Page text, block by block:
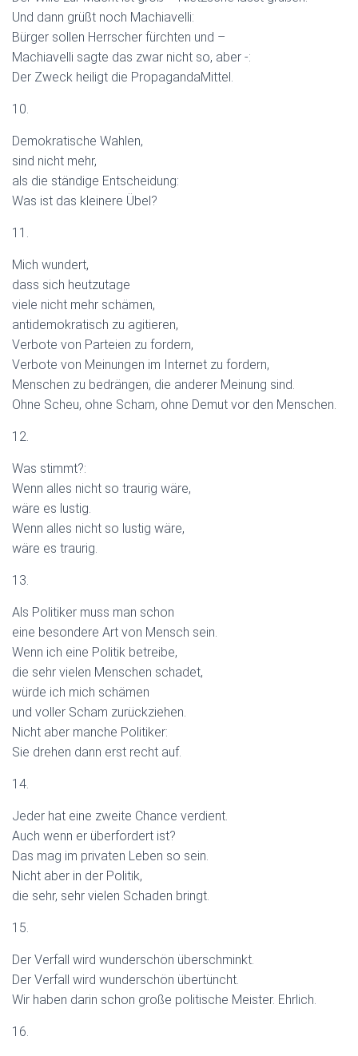
Und dann grüßt noch Machiavelli:
Bürger sollen Herrscher fürchten und –
Machiavelli sagte das zwar nicht so, aber -:
Der Zweck heiligt die PropagandaMittel.
10.
Demokratische Wahlen,
sind nicht mehr,
als die ständige Entscheidung:
Was ist das kleinere Übel?
11.
Mich wundert,
dass sich heutzutage
viele nicht mehr schämen,
antidemokratisch zu agitieren,
Verbote von Parteien zu fordern,
Verbote von Meinungen im Internet zu fordern,
Menschen zu bedrängen, die anderer Meinung sind.
Ohne Scheu, ohne Scham, ohne Demut vor den Menschen.
12.
Was stimmt?:
Wenn alles nicht so traurig wäre,
wäre es lustig.
Wenn alles nicht so lustig wäre,
wäre es traurig.
13.
Als Politiker muss man schon
eine besondere Art von Mensch sein.
Wenn ich eine Politik betreibe,
die sehr vielen Menschen schadet,
würde ich mich schämen
und voller Scham zurückziehen.
Nicht aber manche Politiker:
Sie drehen dann erst recht auf.
14.
Jeder hat eine zweite Chance verdient.
Auch wenn er überfordert ist?
Das mag im privaten Leben so sein.
Nicht aber in der Politik,
die sehr, sehr vielen Schaden bringt.
15.
Der Verfall wird wunderschön überschminkt.
Der Verfall wird wunderschön übertüncht.
Wir haben darin schon große politische Meister. Ehrlich.
16.